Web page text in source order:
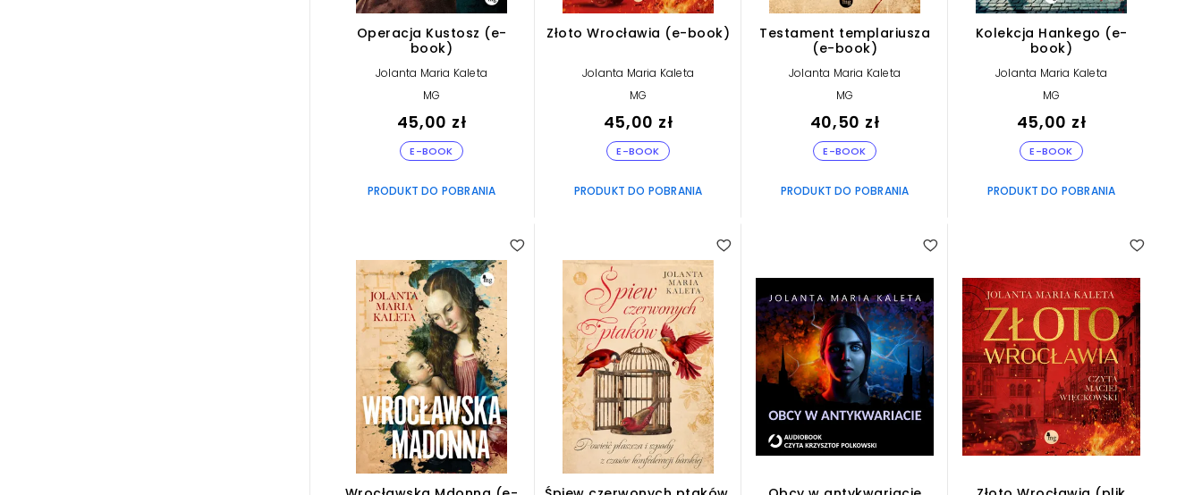
Operacja Kustosz (e-
book)
Jolanta Maria Kaleta
MG
45,00 zł
E-BOOK
PRODUKT DO POBRANIA
Złoto Wrocławia (e-book)
Jolanta Maria Kaleta
MG
45,00 zł
E-BOOK
PRODUKT DO POBRANIA
Testament templariusza
(e-book)
Jolanta Maria Kaleta
MG
40,50 zł
E-BOOK
PRODUKT DO POBRANIA
Kolekcja Hankego (e-
book)
Jolanta Maria Kaleta
MG
45,00 zł
E-BOOK
PRODUKT DO POBRANIA